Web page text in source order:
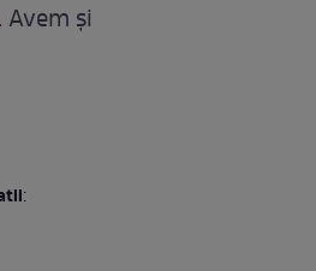
. Avem și
: